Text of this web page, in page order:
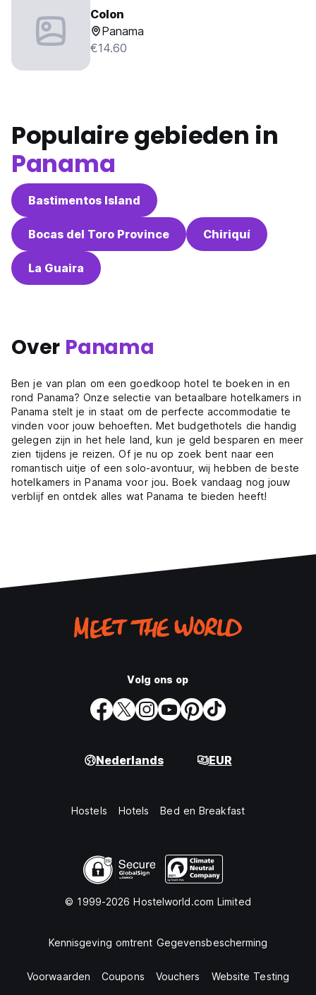
Colon
Panama
€14.60
Populaire gebieden in
Panama
Bastimentos Island
Bocas del Toro Province Chiriquí
La Guaira
Over Panama
Ben je van plan om een goedkoop hotel te boeken in en
rond Panama? Onze selectie van betaalbare hotelkamers in
Panama stelt je in staat om de perfecte accommodatie te
vinden voor jouw behoeften. Met budgethotels die handig
gelegen zijn in het hele land, kun je geld besparen en meer
zien tijdens je reizen. Of je nu op zoek bent naar een
romantisch uitje of een solo-avontuur, wij hebben de beste
hotelkamers in Panama voor jou. Boek vandaag nog jouw
verblijf en ontdek alles wat Panama te bieden heeft!
Volg ons op
Nederlands EUR
Hostels Hotels Bed en Breakfast
© 1999-2026 Hostelworld.com Limited
Kennisgeving omtrent Gegevensbescherming
Voorwaarden Coupons Vouchers Website Testing